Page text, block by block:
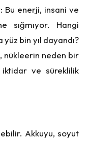
Bu enerji, insani ve
sığmıyor. Hangi
bin yıl dayandı?
nükleerin neden bir
ve süreklilik
Akkuyu, soyut